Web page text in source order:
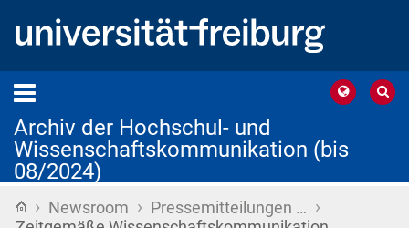
Archiv der Hochschul- und
Wissenschaftskommunikation (bis
08/2024)
Startseite
› Newsroom › Pressemitteilungen … ›